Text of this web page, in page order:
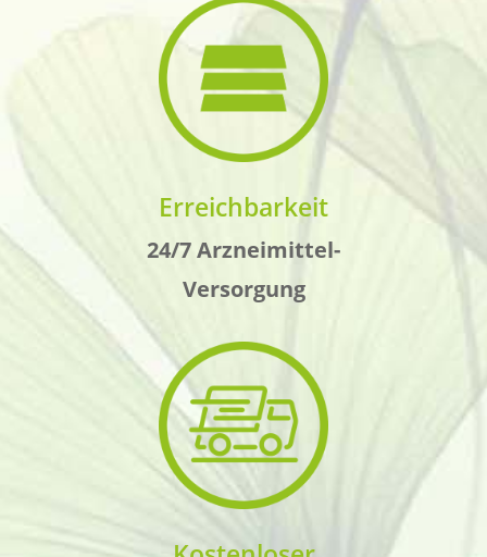
Erreichbarkeit
24/7 Arzneimittel-
Versorgung